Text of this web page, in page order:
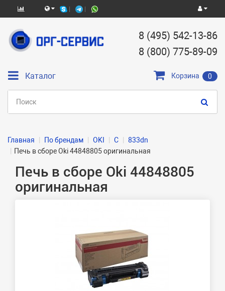
8 (495) 542-13-86
8 (800) 775-89-09
Каталог Корзина 0
Главная По брендам OKI C
833dn
Печь в сборе Oki 44848805 оригинальная
Печь в сборе Oki 44848805
оригинальная